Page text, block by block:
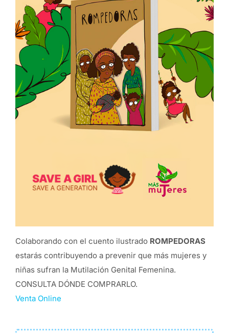
Colaborando con el cuento ilustrado ROMPEDORAS
estarás contribuyendo a prevenir que más mujeres y
niñas sufran la Mutilación Genital Femenina.
CONSULTA DÓNDE COMPRARLO.
Venta Online